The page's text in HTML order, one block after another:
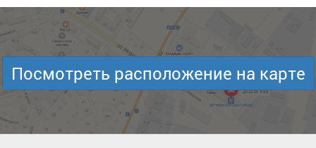
Посмотреть расположение на карте